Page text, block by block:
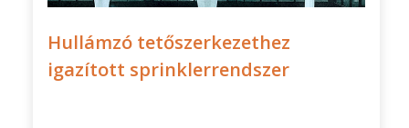
Hullámzó tetőszerkezethez
igazított sprinklerrendszer